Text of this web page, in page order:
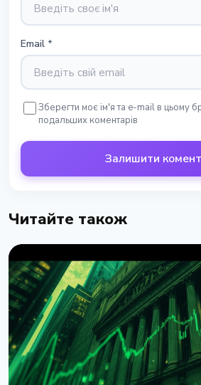
Email *
Зберегти моє ім'я та e-mail в цьому
подальших коментарів
Залишити
Читайте також